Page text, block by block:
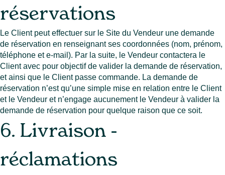
réservations
Le Client peut effectuer sur le Site du Vendeur une demande
de réservation en renseignant ses coordonnées (nom, prénom,
téléphone et e-mail). Par la suite, le Vendeur contactera le
Client avec pour objectif de valider la demande de réservation,
et ainsi que le Client passe commande. La demande de
réservation n’est qu’une simple mise en relation entre le Client
et le Vendeur et n’engage aucunement le Vendeur à valider la
demande de réservation pour quelque raison que ce soit.
6. Livraison -
réclamations